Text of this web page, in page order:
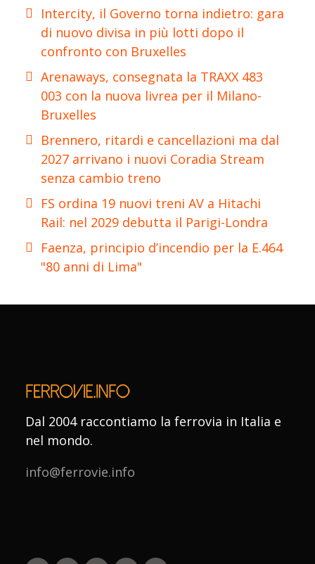
Intercity, il Governo torna indietro: gara
di nuovo divisa in più lotti dopo il
confronto con Bruxelles
Arenaways, consegnata la TRAXX 483
003 con la nuova livrea per il Milano-
Bruxelles
Brennero, ritardi e cancellazioni ma dal
2027 arrivano i nuovi Coradia Stream
senza cambio treno
FS ordina 19 nuovi treni AV a Hitachi
Rail: nel 2029 debutta il Parigi-Londra
Faenza, principio d’incendio per la E.464
"80 anni di Lima"
Dal 2004 raccontiamo la ferrovia in Italia e
nel mondo.
info@ferrovie.info